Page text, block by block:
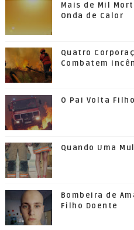
Mais de Mil
Onda de Calor
Quatro
Combatem
O Pai Volta
Quando Uma
Bombeira de
Filho Doente